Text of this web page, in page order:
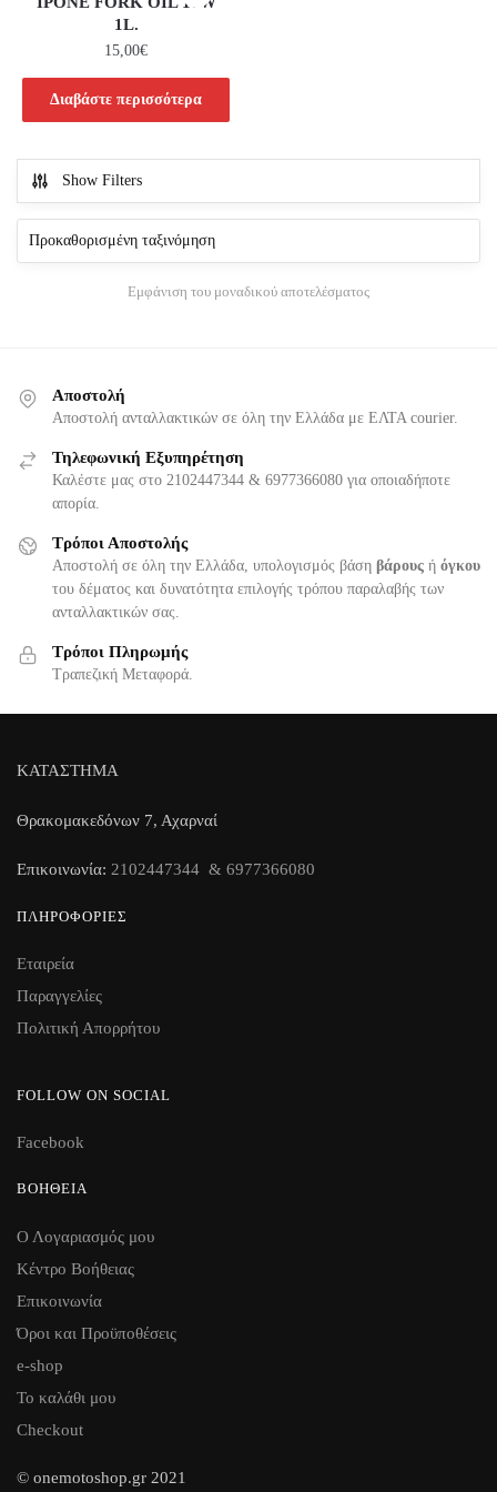
1L.
15,00€
Διαβάστε περισσότερα
Show Filters
Εμφάνιση του μοναδικού αποτελέσματος
Αποστολή
Αποστολή ανταλλακτικών σε όλη την Ελλάδα με ΕΛΤΑ courier.
Τηλεφωνική Εξυπηρέτηση
Καλέστε μας στο 2102447344 & 6977366080 για οποιαδήποτε
απορία.
Τρόποι Αποστολής
Αποστολή σε όλη την Ελλάδα, υπολογισμός βάση βάρους ή όγκου
του δέματος και δυνατότητα επιλογής τρόπου παραλαβής των
ανταλλακτικών σας.
Τρόποι Πληρωμής
Τραπεζική Μεταφορά.
ΚΑΤΑΣΤΗΜΑ
Θρακομακεδόνων 7, Αχαρναί
Επικοινωνία: 2102447344 & 6977366080
ΠΛΗΡΟΦΟΡΊΕΣ
Εταιρεία
Παραγγελίες
Πολιτική Απορρήτου
FOLLOW ON SOCIAL
Facebook
ΒΟΉΘΕΙΑ
Ο Λογαριασμός μου
Κέντρο Βοήθειας
Επικοινωνία
Όροι και Προϋποθέσεις
e-shop
Το καλάθι μου
Checkout
© onemotoshop.gr 2021